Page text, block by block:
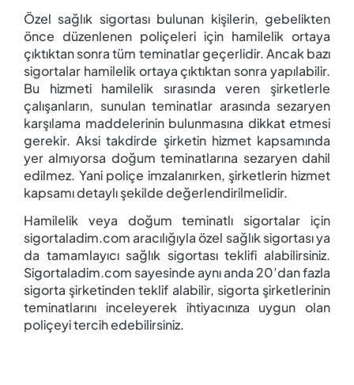
Özel sağlık sigortası bulunan kişilerin, gebelikten
önce düzenlenen poliçeleri için hamilelik ortaya
çıktıktan sonra tüm teminatlar geçerlidir. Ancak bazı
sigortalar hamilelik ortaya çıktıktan sonra yapılabilir.
Bu hizmeti hamilelik sırasında veren şirketlerle
çalışanların, sunulan teminatlar arasında sezaryen
karşılama maddelerinin bulunmasına dikkat etmesi
gerekir. Aksi takdirde şirketin hizmet kapsamında
yer almıyorsa doğum teminatlarına sezaryen dahil
edilmez. Yani poliçe imzalanırken, şirketlerin hizmet
kapsamı detaylı şekilde değerlendirilmelidir.
Hamilelik veya doğum teminatlı sigortalar için
sigortaladim.com aracılığıyla özel sağlık sigortası ya
da tamamlayıcı sağlık sigortası teklifi alabilirsiniz.
Sigortaladim.com sayesinde aynı anda 20’dan fazla
sigorta şirketinden teklif alabilir, sigorta şirketlerinin
teminatlarını inceleyerek ihtiyacınıza uygun olan
poliçeyi tercih edebilirsiniz.